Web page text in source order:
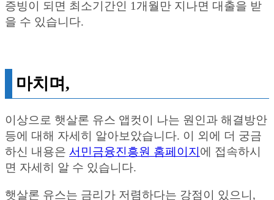
증빙이 되면 최소기간인 1개월만 지나면 대출을 받
을 수 있습니다.
마치며,
이상으로 햇살론 유스 앱컷이 나는 원인과 해결방안
등에 대해 자세히 알아보았습니다. 이 외에 더 궁금
하신 내용은 서민금융진흥원 홈페이지 에 접속하시
면 자세히 알 수 있습니다.
햇살론 유스는 금리가 저렴하다는 강점이 있으니,